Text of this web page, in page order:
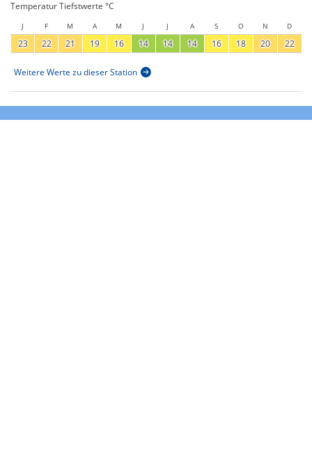
Temperatur Tiefstwerte °C
J F M A M J J A S O N D
23 22 21 19 16 14 14 14 16 18 20 22
Weitere Werte zu dieser Station